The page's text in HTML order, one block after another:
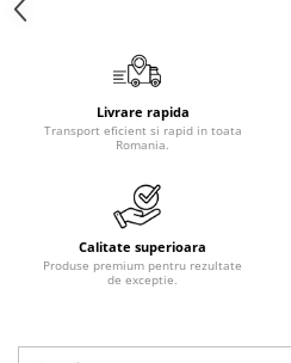
Livrare rapida
Transport eficient si rapid in toata
Romania.
Calitate superioara
Produse premium pentru rezultate
de exceptie.